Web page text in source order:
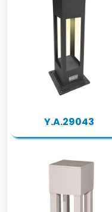
Y.A.29043